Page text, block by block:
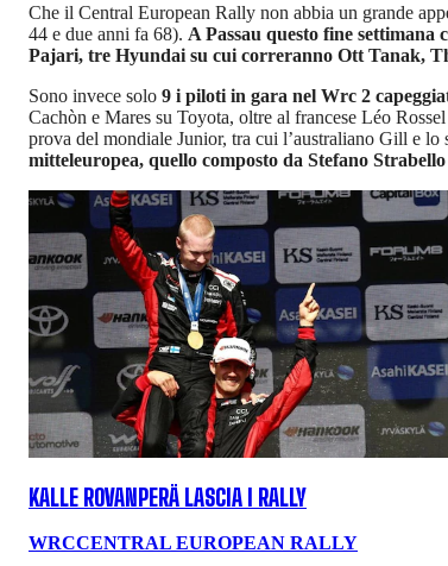
Che il Central European Rally non abbia un grande
44 e due anni fa 68). A Passau questo fine
Pajari, tre Hyundai su cui correranno Ott Tanak,
Sono invece solo 9 i piloti in gara nel Wrc 2
Cachòn e Mares su Toyota, oltre al francese Léo
prova del mondiale Junior, tra cui l’australiano Gill e
mitteleuropea, quello composto da Stefano
KALLE ROVANPERÄ LASCIA I RALLY
WRCCENTRAL EUROPEAN RALLY